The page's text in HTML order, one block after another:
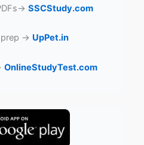
SSCStudy.com
prep → UpPet.in
OnlineStudyTest.com